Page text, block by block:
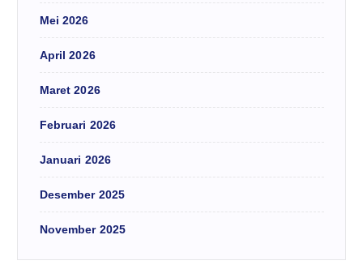
Mei 2026
April 2026
Maret 2026
Februari 2026
Januari 2026
Desember 2025
November 2025